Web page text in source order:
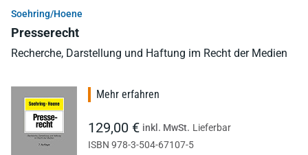
Soehring/Hoene
Presserecht
Recherche, Darstellung und Haftung im Recht der Medien
Mehr erfahren
129,00 € inkl. MwSt. Lieferbar
ISBN 978-3-504-67107-5